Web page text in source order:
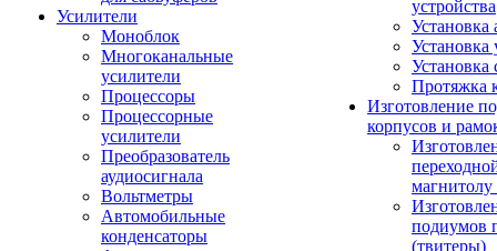
Усилители
Моноблок
Многоканальные
усилители
Процессоры
Процессорные
усилители
Преобразователь
аудиосигнала
Вольтметры
Автомобильные
конденсаторы
устройства
Установка
Установка
Установка
Протяжка
Изготовление
корпусов и
подиумов
(твитеры)